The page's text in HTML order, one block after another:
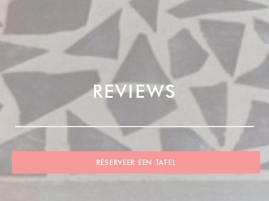
REVIEWS
RESERVEER EEN TAFEL